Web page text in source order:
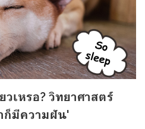
เหรอ? วิทยาศาสตร์
ก็มีความฝัน'